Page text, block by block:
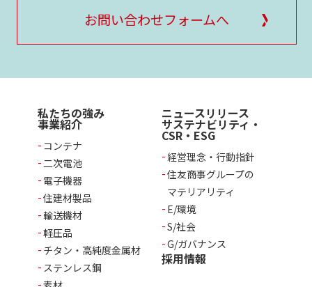
お問い合わせフォームへ
私たちの強み
事業紹介
コンテナ
二次電池
電子機器
住建材製品
輸送機材
軽圧品
チタン・高純度金属材
ステンレス鋼
ニュースリリース
サステナビリティ・
CSR・ESG
経営理念・行動指針
住友商事グループの
マテリアリティ
E/環境
S/社会
G/ガバナンス
採用情報